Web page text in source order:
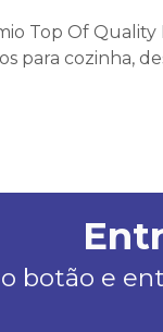
Top Of Quality
para cozinha,
botão e